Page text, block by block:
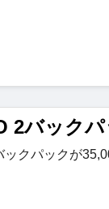
2バックパ
クパックが